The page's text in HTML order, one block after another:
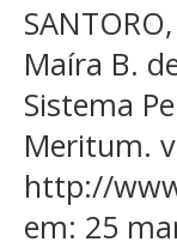
Maíra B.
Sistema
Meritum.
http://
em: 25